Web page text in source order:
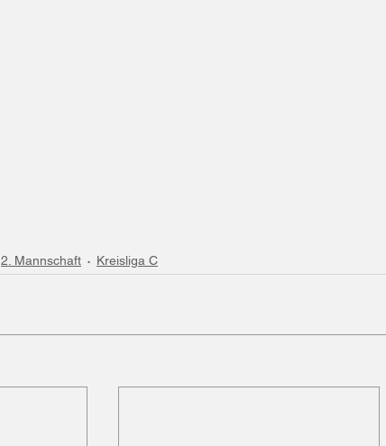
2. Mannschaft Kreisliga C